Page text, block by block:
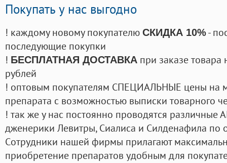
Покупать у нас выгодно
! каждому новому покупателю СКИДКА 10%-
последующие покупки
! БЕСПЛАТНАЯ ДОСТАВКА при заказе
рублей
! оптовым покупателям СПЕЦИАЛЬНЫЕ цены на
препарата с возможностью выписки товарного
! так же у нас постоянно проводятся
дженерики Левитры, Сиалиса и Силденафила по
Cотрудники нашей фирмы прилагают
приобретение препаратов удобным для